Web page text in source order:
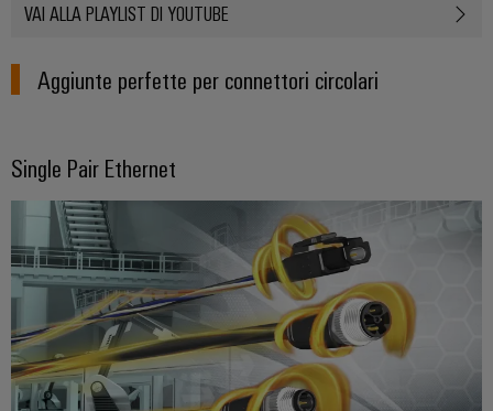
VAI ALLA PLAYLIST DI YOUTUBE
Aggiunte perfette per connettori circolari
Single Pair Ethernet